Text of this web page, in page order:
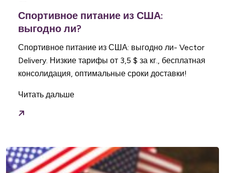
Спортивное питание из США:
выгодно ли?
Спортивное питание из США: выгодно ли- Vector
Delivery. Низкие тарифы от 3,5 $ за кг., бесплатная
консолидация, оптимальные сроки доставки!
Читать дальше